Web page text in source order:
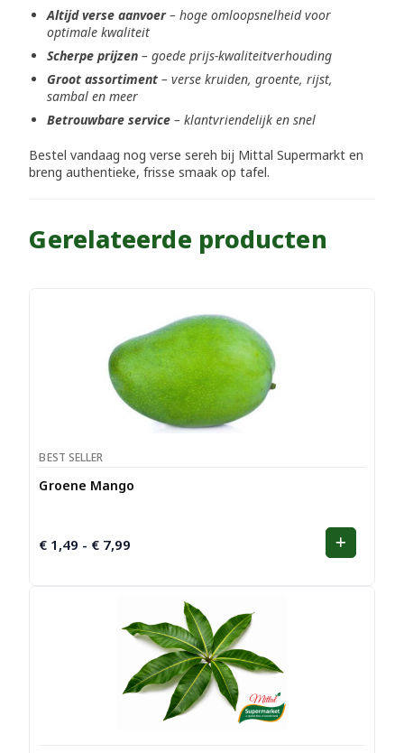
Altijd verse aanvoer– hoge omloopsnelheid voor
optimale kwaliteit
Scherpe prijzen – goede prijs-kwaliteitverhouding
Groot assortiment – verse kruiden, groente, rijst,
sambal en meer
Betrouwbare service – klantvriendelijk en snel
Bestel vandaag nog verse sereh bij Mittal Supermarkt en
breng authentieke, frisse smaak op tafel.
Gerelateerde producten
BEST SELLER
Groene Mango
€ 1,49 - € 7,99